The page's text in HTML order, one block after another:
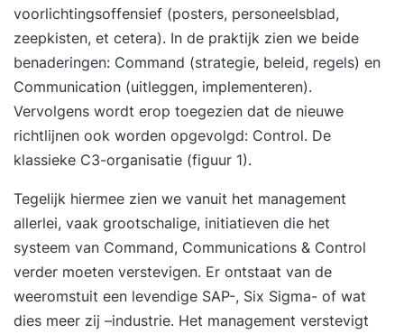
voorlichtingsoffensief (posters, personeelsblad,
zeepkisten, et cetera). In de praktijk zien we beide
benaderingen: Command (strategie, beleid, regels) en
Communication (uitleggen, implementeren).
Vervolgens wordt erop toegezien dat de nieuwe
richtlijnen ook worden opgevolgd: Control. De
klassieke C3-organisatie (figuur 1).
Tegelijk hiermee zien we vanuit het management
allerlei, vaak grootschalige, initiatieven die het
systeem van Command, Communications & Control
verder moeten verstevigen. Er ontstaat van de
weeromstuit een levendige SAP-, Six Sigma- of wat
dies meer zij –industrie. Het management verstevigt